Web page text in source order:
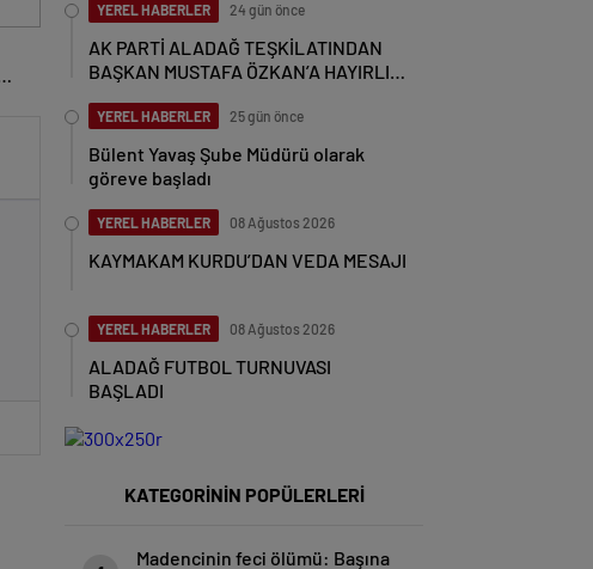
YEREL HABERLER 24 gün önce
AK PARTİ ALADAĞ TEŞKİLATINDAN
BAŞKAN MUSTAFA ÖZKAN’A HAYIRLI
YEREL HABERLER 25 gün önce
Bülent Yavaş Şube Müdürü olarak
göreve başladı
YEREL HABERLER 08 Ağustos 2026
KAYMAKAM KURDU’DAN VEDA MESAJI
YEREL HABERLER 08 Ağustos 2026
ALADAĞ FUTBOL TURNUVASI
BAŞLADI
KATEGORİNİN POPÜLERLERİ
Madencinin feci ölümü: Başına